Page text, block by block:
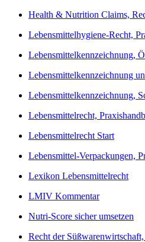
Health & Nutrition Claims,
Lebensmittelhygiene-Recht,
Lebensmittelkennzeichnung,
Lebensmittelkennzeichnung
Lebensmittelkennzeichnung,
Lebensmittelrecht,
Lebensmittelrecht Start
Lebensmittel-Verpackungen,
Lexikon Lebensmittelrecht
LMIV Kommentar
Nutri-Score sicher umsetzen
Recht der